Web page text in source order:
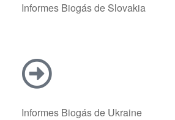
Informes Biogás de Slovakia
Informes Biogás de Ukraine